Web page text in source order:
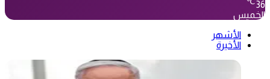
36
الخميس
الأشهر
الأخيرة